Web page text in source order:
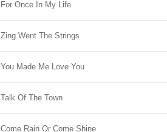
For Once In My Life
Zing Went The Strings
You Made Me Love You
Talk Of The Town
Come Rain Or Come Shine